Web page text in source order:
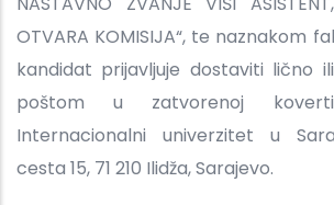
OTVARA KOMISIJA“, te naznakom
kandidat prijavljuje dostaviti lično
poštom u zatvorenoj
Internacionalni univerzitet u
cesta 15, 71 210 Ilidža, Sarajevo.